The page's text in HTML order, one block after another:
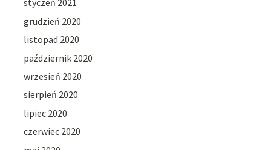
styczeń 2021
grudzień 2020
listopad 2020
październik 2020
wrzesień 2020
sierpień 2020
lipiec 2020
czerwiec 2020